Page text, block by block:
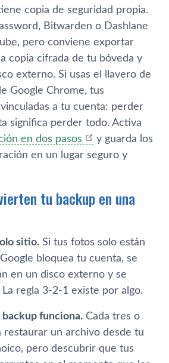
copia de seguridad propia.
Bitwarden o Dashlane
pero conviene exportar
copia cifrada de tu bóveda y
externo. Si usas el llavero de
Google Chrome, tus
a tu cuenta: perder
significa perder todo. Activa
en dos pasos
y guarda los
en un lugar seguro y
tu backup en una
sitio. Si tus fotos solo están
bloquea tu cuenta, se
en un disco externo y se
regla 3-2-1 existe por algo.
funciona. Cada tres o
restaurar un archivo desde tu
pero descubrir que tus